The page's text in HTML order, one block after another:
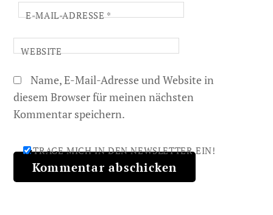
E-MAIL-ADRESSE*
WEBSITE
Name, E-Mail-Adresse und Website in
diesem Browser für meinen nächsten
Kommentar speichern.
TRAGE MICH IN DEN NEWSLETTER EIN!